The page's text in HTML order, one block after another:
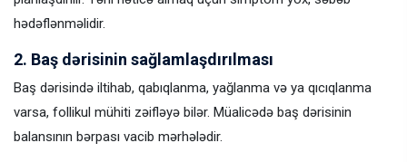
hədəflənməlidir.
2. Baş dərisinin sağlamlaşdırılması
Baş dərisində iltihab, qabıqlanma, yağlanma və ya qıcıqlanma
varsa, follikul mühiti zəifləyə bilər. Müalicədə baş dərisinin
balansının bərpası vacib mərhələdir.